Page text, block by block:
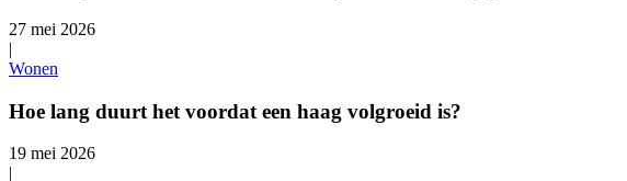
27 mei 2026
|
Wonen
Hoe lang duurt het voordat een haag volgroeid is?
19 mei 2026
|